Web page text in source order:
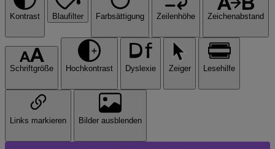
Kontrast Blaufilter Farbsättigung Zeilenhöhe Zeichenabstand
Schriftgröße Hochkontrast Dyslexie Zeiger Lesehilfe
Links markieren Bilder ausblenden